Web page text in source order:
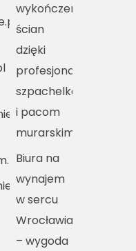
wykończenie
ścian
dzięki
profesjonalnym
szpachelkom
i pacom
murarskim
Biura na
wynajem
w sercu
Wrocławia
– wygoda